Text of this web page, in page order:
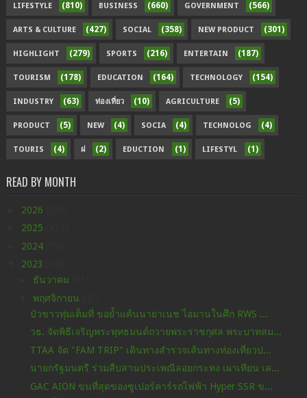
LIFESTYLE (810) BUSINESS (660) GOVERNMENT (566)
ARTS & CULTURE (427) SOCIAL (358) NEW PRODUCT (301)
HIGHLIGHT (279) SPORTS (216) ENTERTAIN (187)
TOURISM (178) EDUCATION (164) TECHNOLOGY (154)
INDUSTRY (63) ท่องเที่ยว (10) AGRICULTURE (5)
PRODUCT (5) NEW (4) SOCIA (4) TECHNOLOG (4)
TOURIS (4) ฝ (2) EDUCTION (1) LIFESTYL (1)
READ BY MONTH
2026
2025
2024
2023
ธันวาคม
พฤศจิกายน
บัวขาวทุ่มเต็มที่ ขอย้ำแค้นนายาเนช ไอมานในศึก RWS ...
วธ. จัดพิธีเจริญพระพุทธมนต์ถวายพระราชกุศล พระบาทสม...
TTAA จัด "FAM TRIP" เดินทางสำรวจเส้นทางท่องเที่ยวป...
นายกรัฐมนตรี ร่วมสืบสานประเพณีลอยกระทง เผาเทียน เล...
GAC AION ขนที่สุดของซูเปอร์คาร์รถไฟฟ้า Hyper SSR ข...